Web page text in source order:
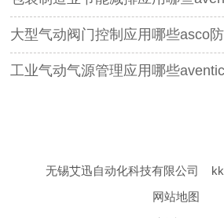
大型气动阀门控制应用哪些asco防爆电磁
工业气动气源管理应用哪些aventics
无锡艾迅自动化科技有限公司
网站地图